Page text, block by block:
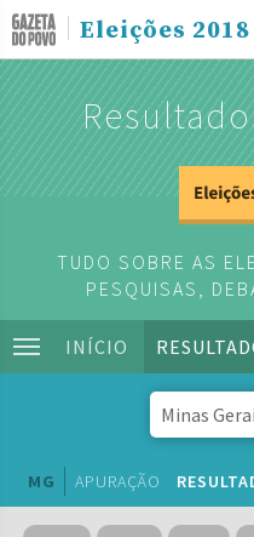
Eleições 2018
TUDO SOBRE AS
PESQUISAS,
INÍCIO
MG APURAÇÃO